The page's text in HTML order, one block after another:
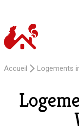
Accueil Logements